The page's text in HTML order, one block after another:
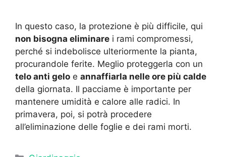
In questo caso, la protezione è più difficile, qui
non bisogna eliminare i rami compromessi,
perché si indebolisce ulteriormente la pianta,
procurandole ferite. Meglio proteggerla con un
telo anti gelo e annaffiarla nelle ore più calde
della giornata. Il pacciame è importante per
mantenere umidità e calore alle radici. In
primavera, poi, si potrà procedere
all’eliminazione delle foglie e dei rami morti.